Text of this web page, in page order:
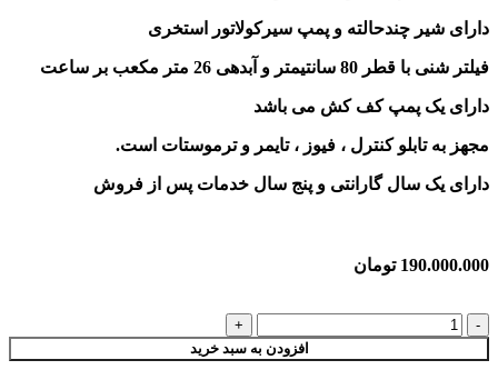
دارای شیر چندحالته و پمپ سیرکولاتور استخری
فیلتر شنی با قطر 80 سانتیمتر و آبدهی 26 متر مکعب بر ساعت
دارای یک پمپ کف کش می باشد
مجهز به تابلو کنترل ، فیوز ، تایمر و ترموستات است.
دارای یک سال گارانتی و پنج سال خدمات پس از فروش
190.000.000 تومان
افزودن به سبد خرید